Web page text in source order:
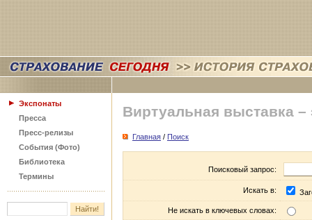
Экспонаты
Пресса
Пресс-релизы
События (Фото)
Библиотека
Термины
Виртуальная выставка –
Главная / Поиск
Поисковый запрос:
Искать в:
Не искать в ключевых словах: